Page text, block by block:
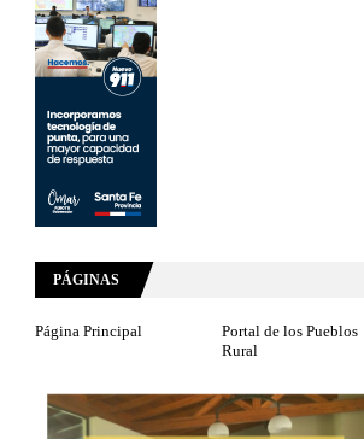
PÁGINAS
Página Principal
Portal de los Pueblos
Rural